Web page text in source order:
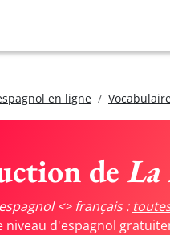
en ligne
de La
<> français :
niveau d'espagnol